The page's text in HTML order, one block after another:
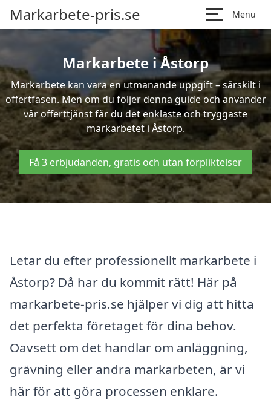
Markarbete-pris.se Menu
Markarbete i Åstorp
Markarbete kan vara en utmanande uppgift – särskilt i
offertfasen. Men om du följer denna guide och använder
vår offerttjänst får du det enklaste och tryggaste
markarbetet i Åstorp.
Få 3 erbjudanden, gratis och utan förpliktelser
Letar du efter professionellt markarbete i
Åstorp? Då har du kommit rätt! Här på
markarbete-pris.se hjälper vi dig att hitta
det perfekta företaget för dina behov.
Oavsett om det handlar om anläggning,
grävning eller andra markarbeten, är vi
här för att göra processen enklare.